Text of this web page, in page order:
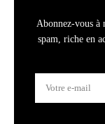
Abonnez-vous à
spam, riche en